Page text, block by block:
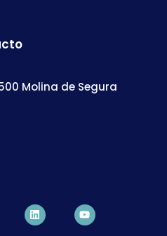
Molina de Segura